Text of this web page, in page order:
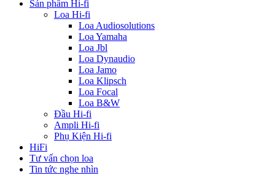
Sản phẩm Hi-fi
Loa Hi-fi
Loa Audiosolutions
Loa Yamaha
Loa Jbl
Loa Dynaudio
Loa Jamo
Loa Klipsch
Loa Focal
Loa B&W
Đầu Hi-fi
Ampli Hi-fi
Phụ Kiện Hi-fi
HiFi
Tư vấn chọn loa
Tin tức nghe nhìn